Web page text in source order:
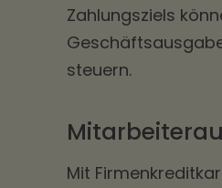
Zahlungsziels
steuern.
Mit